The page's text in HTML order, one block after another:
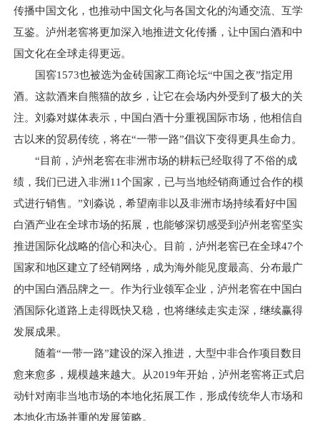
传播中国文化，也推动中国文化与各国文化的沟通交流、互学
互鉴。泸州老窖将更加深入地推进文化传播，让中国白酒和中
国文化在全球走得更远。
国窖1573也被选为金砖国家工商论坛“中国之夜”指定用
酒。这款酒来自熊猫的故乡，让它在会场内外受到了极大的关
注。刘淼对媒体表示，中国白酒十分重视国际市场，他相信自
古以来的贸易传统，将在“一带一路”倡议下变得更具生命力。
“目前，泸州老窖在非洲市场的耕耘已经取得了不俗的成
绩，我们已进入非洲11个国家，已与当地经销商通过合作的模
式进行销售。”刘淼说，希望南非以及非洲市场持续看好中国
白酒产业在全球市场的拓展，也能够深切感受到泸州老窖坚实
推进国际化战略的信心和决心。目前，泸州老窖已在全球47个
国家和地区建立了经销网络，成为海外能见度最高、分布最广
的中国白酒品牌之一。作为行业领军企业，泸州老窖在中国白
酒国际化道路上走得既快又稳，也将继续走实走深，继续赢得
发展成果。
随着“一带一路”建设的深入推进，大型中非合作项目数目
愈来愈多，规模越来越大。从2019年开始，泸州老窖将正式启
动针对南非当地市场的本地化拓展工作，形成传统华人市场和
本地化市场并重的发展策略。